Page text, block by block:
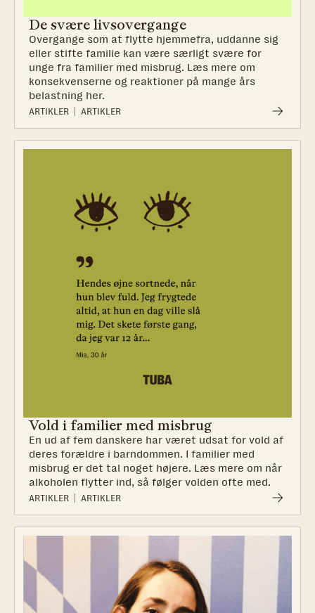
De svære livsovergange
Overgange som at flytte hjemmefra, uddanne sig
eller stifte familie kan være særligt svære for
unge fra familier med misbrug. Læs mere om
konsekvenserne og reaktioner på mange års
belastning her.‍
ARTIKLER ARTIKLER
Vold i familier med misbrug
En ud af fem danskere har været udsat for vold af
deres forældre i barndommen. I familier med
misbrug er det tal noget højere. Læs mere om når
alkoholen flytter ind, så følger volden ofte med.
ARTIKLER ARTIKLER